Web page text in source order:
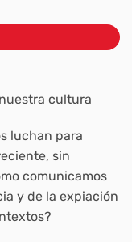
cultura
luchan para
sin
comunicamos
y de la expiación